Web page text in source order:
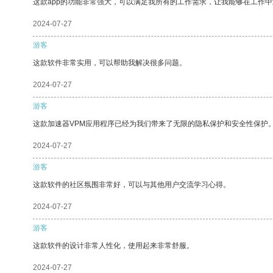
这款app的功能非常强大，可以满足我所有的工作需求，让我能够在工作中
2024-07-27
游客
这款软件非常实用，可以帮助我解决很多问题。
2024-07-27
游客
这款加速器VPM应用程序已经为我们带来了无限的隐私保护和安全性保护。
2024-07-27
游客
这款软件的社区氛围非常好，可以与其他用户交流学习心得。
2024-07-27
游客
这款软件的设计非常人性化，使用起来非常舒服。
2024-07-27